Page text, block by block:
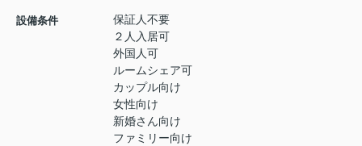
設備条件
保証人不要
２人入居可
外国人可
ルームシェア可
カップル向け
女性向け
新婚さん向け
ファミリー向け